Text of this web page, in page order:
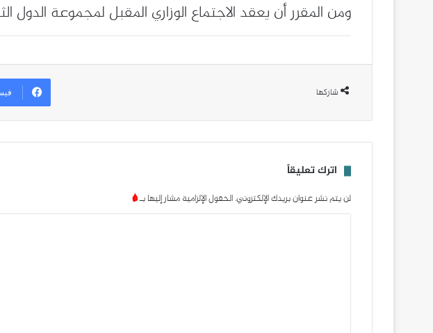
ومن المقرر أن يعقد الاجتماع الوزاري المقبل لمجموعة الدول الثماني من
شاركها
اترك تعليقاً
لن يتم نشر عنوان بريدك الإلكتروني.الحقول الإلزامية مشار إليها بـ*